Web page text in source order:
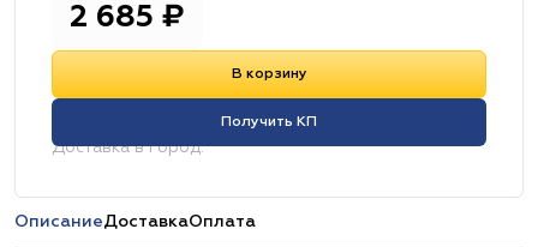
2 685 ₽
В корзину
Получить КП
Доставка в город:
ОписаниеДоставкаОплата